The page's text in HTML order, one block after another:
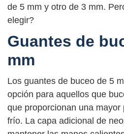
de 5 mm y otro de 3 mm.
elegir?
Guantes de
mm
Los guantes de buceo de 5
opción para aquellos que
que proporcionan una mayor
frío. La capa adicional de